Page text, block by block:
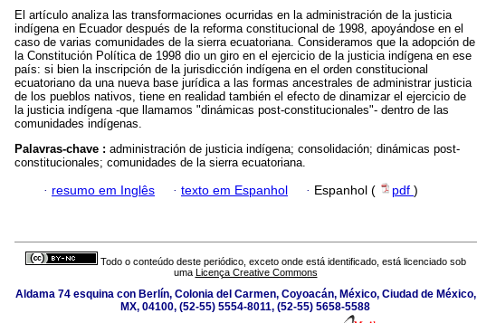
El artículo analiza las transformaciones ocurridas en la administración de la justicia
indígena en Ecuador después de la reforma constitucional de 1998, apoyándose en el
caso de varias comunidades de la sierra ecuatoriana. Consideramos que la adopción de
la Constitución Política de 1998 dio un giro en el ejercicio de la justicia indígena en ese
país: si bien la inscripción de la jurisdicción indígena en el orden constitucional
ecuatoriano da una nueva base jurídica a las formas ancestrales de administrar justicia
de los pueblos nativos, tiene en realidad también el efecto de dinamizar el ejercicio de
la justicia indígena -que llamamos "dinámicas post-constitucionales"- dentro de las
comunidades indígenas.
Palavras-chave : administración de justicia indígena; consolidación; dinámicas post-
constitucionales; comunidades de la sierra ecuatoriana.
· resumo em Inglês · texto em Espanhol · Espanhol ( pdf )
Todo o conteúdo deste periódico, exceto onde está identificado, está licenciado sob
uma Licença Creative Commons
Aldama 74 esquina con Berlín, Colonia del Carmen, Coyoacán, México, Ciudad de México,
MX, 04100, (52-55) 5554-8011, (52-55) 5658-5588